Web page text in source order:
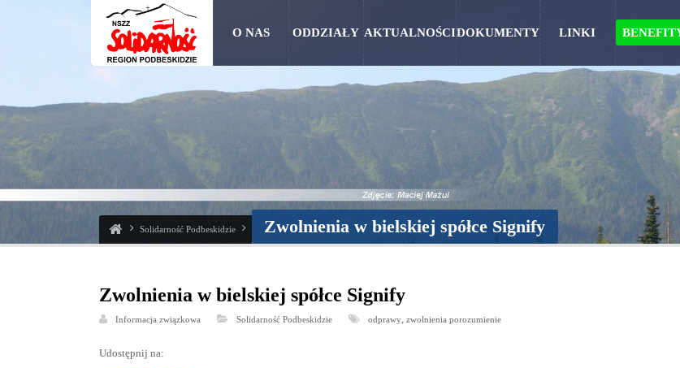
O NAS ODDZIAŁY AKTUALNOŚCIDOKUMENTY LINKI
Solidarność Podbeskidzie Zwolnienia w bielskiej spółce Signify
Zwolnienia w bielskiej spółce Signify
Informacja związkowa Solidarność Podbeskidzie odprawy, zwolnienia porozumienie
Udostępnij na: